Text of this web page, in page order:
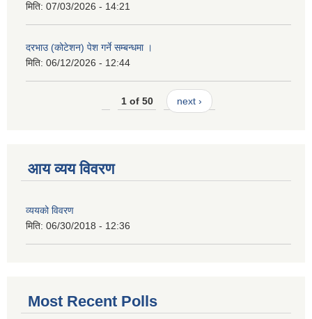
मिति: 07/03/2026 - 14:21
दरभाउ (कोटेशन) पेश गर्ने सम्बन्धमा ।
मिति: 06/12/2026 - 12:44
1 of 50 next ›
आय व्यय विवरण
व्ययको विवरण
मिति: 06/30/2018 - 12:36
Most Recent Polls